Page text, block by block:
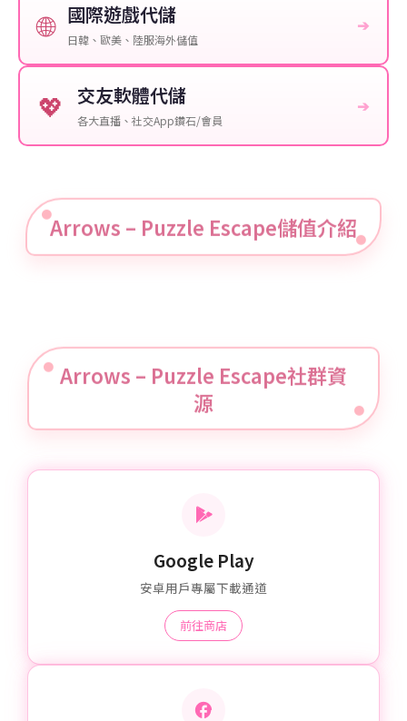
🌐 國際遊戲代儲
日韓、歐美、陸服海外儲值
➔
💖 交友軟體代儲
各大直播、社交App鑽石/會員
➔
Arrows – Puzzle Escape儲值介紹
Arrows – Puzzle Escape社群資
源
Google Play
安卓用戶專屬下載通道
前往商店